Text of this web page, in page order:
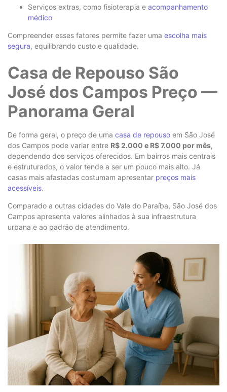
Serviços extras, como fisioterapia e acompanhamento
médico
Compreender esses fatores permite fazer uma escolha mais
segura, equilibrando custo e qualidade.
Casa de Repouso São
José dos Campos Preço —
Panorama Geral
De forma geral, o preço de uma casa de repouso em São José
dos Campos pode variar entre R$ 2.000 e R$ 7.000 por mês,
dependendo dos serviços oferecidos. Em bairros mais centrais
e estruturados, o valor tende a ser um pouco mais alto. Já
casas mais afastadas costumam apresentar preços mais
acessíveis.
Comparado a outras cidades do Vale do Paraíba, São José dos
Campos apresenta valores alinhados à sua infraestrutura
urbana e ao padrão de atendimento.